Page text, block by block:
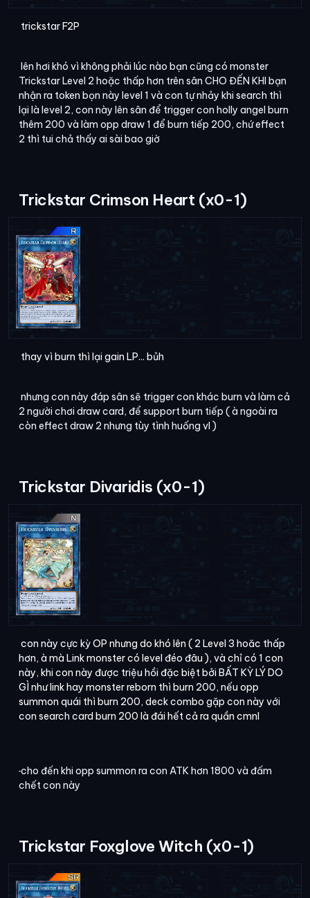
trickstar F2P
lên hơi khó vì không phải lúc nào bạn cũng có monster
Trickstar Level 2 hoặc thấp hơn trên sân CHO ĐẾN KHI bạn
nhận ra token bọn này level 1 và con tự nhảy khi search thì
lại là level 2, con này lên sân để trigger con holly angel burn
thêm 200 và làm opp draw 1 để burn tiếp 200, chứ effect
2 thì tui chả thấy ai sài bao giờ
Trickstar Crimson Heart (x0-1)
thay vì burn thì lại gain LP... bủh
nhưng con này đáp sân sẽ trigger con khác burn và làm cả
2 người chơi draw card, để support burn tiếp ( à ngoài ra
còn effect draw 2 nhưng tùy tình huống vl )
Trickstar Divaridis (x0-1)
con này cực kỳ OP nhưng do khó lên ( 2 Level 3 hoăc thấp
hơn, à mà Link monster có level đéo đâu ), và chỉ có 1 con
này, khi con này được triệu hồi đặc biệt bởi BẤT KỲ LÝ DO
GÌ như link hay monster reborn thì burn 200, nếu opp
summon quái thì burn 200, deck combo gặp con này với
con search card burn 200 là đái hết cả ra quần cmnl
cho đến khi opp summon ra con ATK hơn 1800 và đấm
chết con này
Trickstar Foxglove Witch (x0-1)